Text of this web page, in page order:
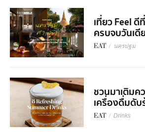
เที่ยว Feel
ครบจบวันเดี
EAT / นครปฐม
ชวนมาเติม
เครื่องดื่มดั
EAT / Drinks